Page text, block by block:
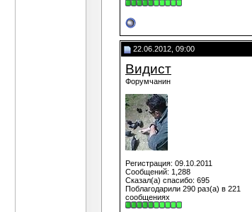
22.06.2012, 09:00
Видист
Форумчанин
Регистрация: 09.10.2011
Сообщений: 1,288
Сказал(а) спасибо: 695
Поблагодарили 290 раз(а) в 221
сообщениях